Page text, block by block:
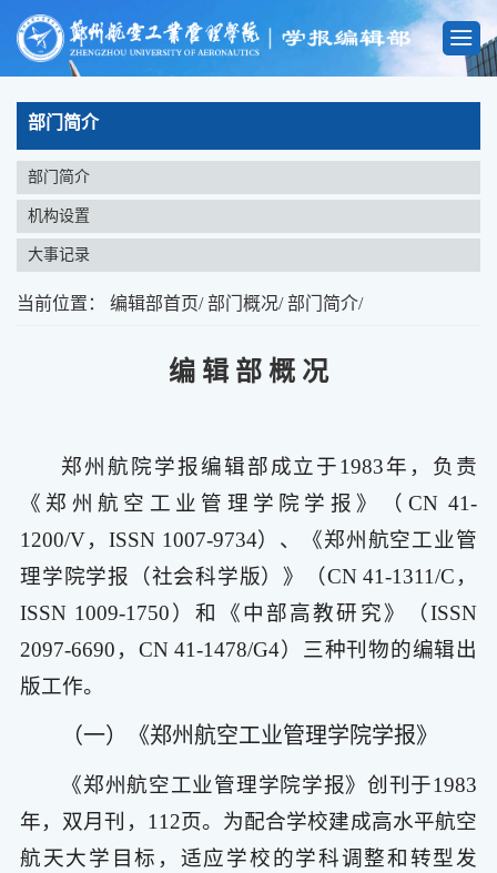
部门简介
部门简介
机构设置
大事记录
当前位置： 编辑部首页/ 部门概况/ 部门简介/
编 辑 部 概 况
郑州航院学报编辑部成立于1983年，负责
《郑州航空工业管理学院学报》（CN 41-
1200/V，ISSN 1007-9734）、《郑州航空工业管
理学院学报（社会科学版）》（CN 41-1311/C，
ISSN 1009-1750）和《中部高教研究》（ISSN
2097-6690，CN 41-1478/G4）三种刊物的编辑出
版工作。
（一）《郑州航空工业管理学院学报》
《郑州航空工业管理学院学报》创刊于1983
年，双月刊，112页。为配合学校建成高水平航空
航天大学目标，适应学校的学科调整和转型发